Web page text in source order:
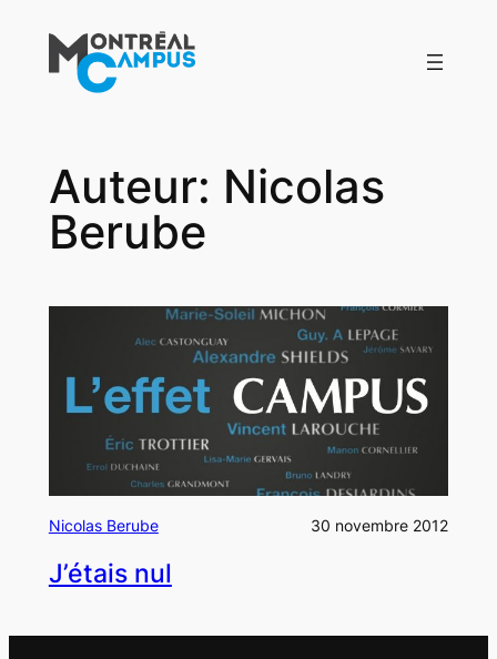
contenu
Auteur: Nicolas
Berube
Nicolas Berube 30 novembre 2012
J’étais nul